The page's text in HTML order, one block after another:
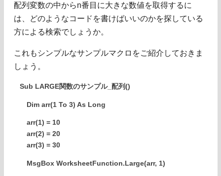
配列変数の中からn番目に大きな数値を取得するに
は、どのようなコードを書けばいいのかを探している
方による検索でしょうか。
これもシンプルなサンプルマクロをご紹介しておきま
しょう。
Sub LARGE関数のサンプル_配列()
Dim arr(1 To 3) As Long
arr(1) = 10
arr(2) = 20
arr(3) = 30
MsgBox WorksheetFunction.Large(arr, 1)